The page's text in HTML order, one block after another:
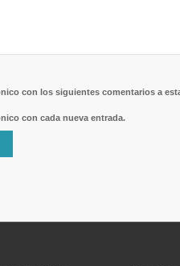
con los siguientes comentarios a
con cada nueva entrada.